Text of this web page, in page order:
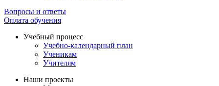
Вопросы и ответы
Оплата обучения
Учебный процесс
Учебно-календарный план
Ученикам
Учителям
Наши проекты